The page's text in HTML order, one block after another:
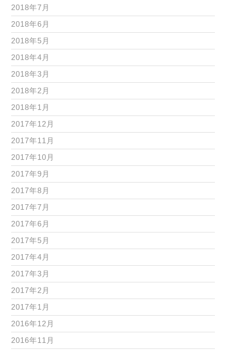
2018年7月
2018年6月
2018年5月
2018年4月
2018年3月
2018年2月
2018年1月
2017年12月
2017年11月
2017年10月
2017年9月
2017年8月
2017年7月
2017年6月
2017年5月
2017年4月
2017年3月
2017年2月
2017年1月
2016年12月
2016年11月